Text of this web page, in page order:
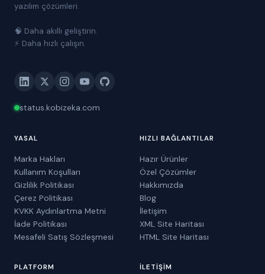
yazılım çözümleri.
🧠 Daha akıllı geliştirin.
⚡ Daha hızlı çalışın.
status.kobizeka.com
YASAL
Marka Hakları
Kullanım Koşulları
Gizlilik Politikası
Çerez Politikası
KVKK Aydınlartma Metni
İade Politikası
Mesafeli Satış Sözleşmesi
HIZLI BAĞLANTILAR
Hazır Ürünler
Özel Çözümler
Hakkımızda
Blog
İletişim
XML Site Haritası
HTML Site Haritası
PLATFORM İLETIŞIM